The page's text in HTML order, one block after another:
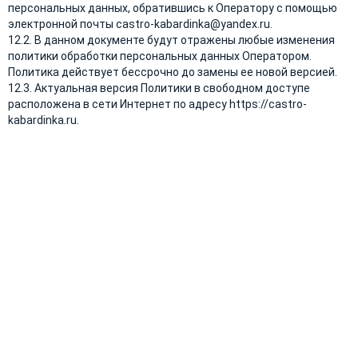
персональных данных, обратившись к Оператору с помощью
электронной почты castro-kabardinka@yandex.ru.
12.2. В данном документе будут отражены любые изменения
политики обработки персональных данных Оператором.
Политика действует бессрочно до замены ее новой версией.
12.3. Актуальная версия Политики в свободном доступе
расположена в сети Интернет по адресу https://castro-
kabardinka.ru.